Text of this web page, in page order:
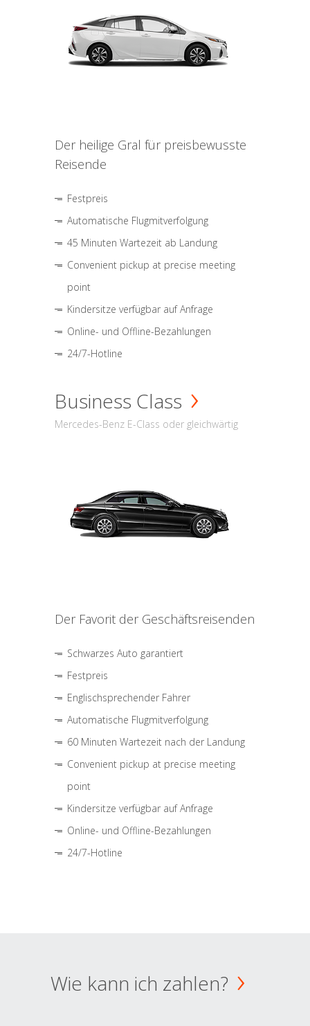
Der heilige Gral für preisbewusste
Reisende
Festpreis
Automatische Flugmitverfolgung
45 Minuten Wartezeit ab Landung
Convenient pickup at precise meeting
point
Kindersitze verfügbar auf Anfrage
Online- und Offline-Bezahlungen
24/7-Hotline
Business Class
Mercedes-Benz E-Class oder gleichwärtig
Der Favorit der Geschäftsreisenden
Schwarzes Auto garantiert
Festpreis
Englischsprechender Fahrer
Automatische Flugmitverfolgung
60 Minuten Wartezeit nach der Landung
Convenient pickup at precise meeting
point
Kindersitze verfügbar auf Anfrage
Online- und Offline-Bezahlungen
24/7-Hotline
Wie kann ich zahlen?